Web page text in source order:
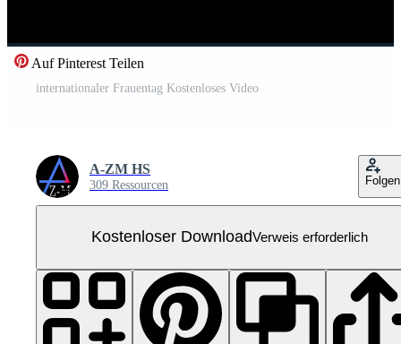
Auf Pinterest Teilen
internationaler Frauentag Kostenloses Video
A-ZM HS
309 Ressourcen Folgen
Kostenloser DownloadVerweis erforderlich